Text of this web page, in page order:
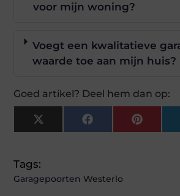
voor mijn woning?
Voegt een kwalitatieve
waarde toe aan mijn huis?
Goed artikel? Deel hem dan op:
X
(Twitter)
Facebook
Tags:
Garagepoorten Westerlo